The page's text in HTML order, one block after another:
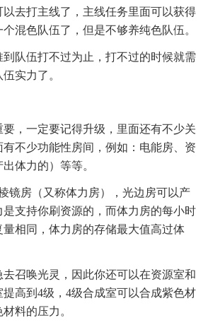
去打主线了，主线任务里面可以获得
混色队伍了，但是不够养纯色队伍。
队伍打不过为止，打不过的时候就需
实力了。
，一定要记得升级，里面还有不少关
不少功能性房间，例如：电能房、资
体力的）等等。
镜房（又称体力房），光边房可以产
支持你刷资源的，而体力房的每小时
相同，体力房的存储最大值高过体
召唤光灵，因此你还可以在资源室和
高到4级，4级合成室可以合成紫色材
料的压力。